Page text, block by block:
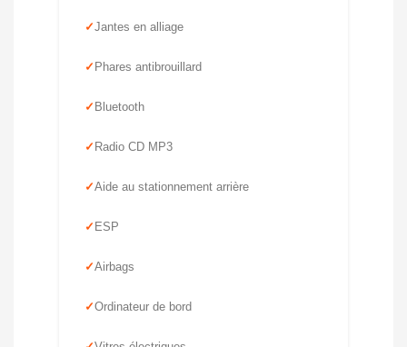
Jantes en alliage
Phares antibrouillard
Bluetooth
Radio CD MP3
Aide au stationnement arrière
ESP
Airbags
Ordinateur de bord